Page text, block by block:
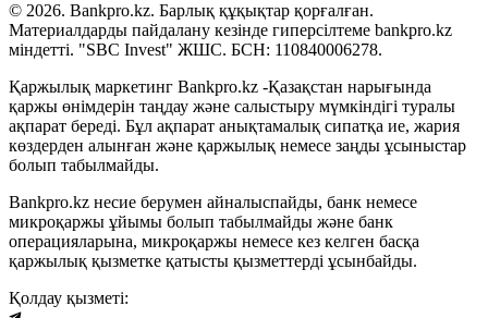
© 2026. Bankpro.kz. Барлық құқықтар қорғалған.
Материалдарды пайдалану кезінде гиперсілтеме bankpro.kz
міндетті. "SBC Invest" ЖШС. БСН: 110840006278.
Қаржылық маркетинг Bankpro.kz -Қазақстан нарығында
қаржы өнімдерін таңдау және салыстыру мүмкіндігі туралы
ақпарат береді. Бұл ақпарат анықтамалық сипатқа ие, жария
көздерден алынған және қаржылық немесе заңды ұсыныстар
болып табылмайды.
Bankpro.kz несие берумен айналыспайды, банк немесе
микроқаржы ұйымы болып табылмайды және банк
операцияларына, микроқаржы немесе кез келген басқа
қаржылық қызметке қатысты қызметтерді ұсынбайды.
Қолдау қызметі: